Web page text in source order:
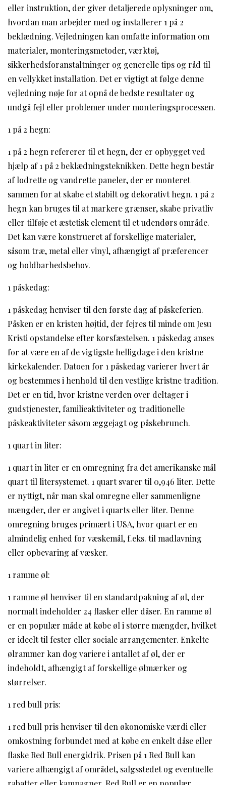
eller instruktion, der giver detaljerede oplysninger om,
hvordan man arbejder med og installerer 1 på 2
beklædning. Vejledningen kan omfatte information om
materialer, monteringsmetoder, værktøj,
sikkerhedsforanstaltninger og generelle tips og råd til
en vellykket installation. Det er vigtigt at følge denne
vejledning nøje for at opnå de bedste resultater og
undgå fejl eller problemer under monteringsprocessen.
1 på 2 hegn:
1 på 2 hegn refererer til et hegn, der er opbygget ved
hjælp af 1 på 2 beklædningsteknikken. Dette hegn består
af lodrette og vandrette paneler, der er monteret
sammen for at skabe et stabilt og dekorativt hegn. 1 på 2
hegn kan bruges til at markere grænser, skabe privatliv
eller tilføje et æstetisk element til et udendørs område.
Det kan være konstrueret af forskellige materialer,
såsom træ, metal eller vinyl, afhængigt af præferencer
og holdbarhedsbehov.
1 påskedag:
1 påskedag henviser til den første dag af påskeferien.
Påsken er en kristen højtid, der fejres til minde om Jesu
Kristi opstandelse efter korsfæstelsen. 1 påskedag anses
for at være en af de vigtigste helligdage i den kristne
kirkekalender. Datoen for 1 påskedag varierer hvert år
og bestemmes i henhold til den vestlige kristne tradition.
Det er en tid, hvor kristne verden over deltager i
gudstjenester, familieaktiviteter og traditionelle
påskeaktiviteter såsom æggejagt og påskebrunch.
1 quart in liter:
1 quart in liter er en omregning fra det amerikanske mål
quart til litersystemet. 1 quart svarer til 0,946 liter. Dette
er nyttigt, når man skal omregne eller sammenligne
mængder, der er angivet i quarts eller liter. Denne
omregning bruges primært i USA, hvor quart er en
almindelig enhed for væskemål, f.eks. til madlavning
eller opbevaring af væsker.
1 ramme øl:
1 ramme øl henviser til en standardpakning af øl, der
normalt indeholder 24 flasker eller dåser. En ramme øl
er en populær måde at købe øl i større mængder, hvilket
er ideelt til fester eller sociale arrangementer. Enkelte
ølrammer kan dog variere i antallet af øl, der er
indeholdt, afhængigt af forskellige ølmærker og
størrelser.
1 red bull pris:
1 red bull pris henviser til den økonomiske værdi eller
omkostning forbundet med at købe en enkelt dåse eller
flaske Red Bull energidrik. Prisen på 1 Red Bull kan
variere afhængigt af området, salgsstedet og eventuelle